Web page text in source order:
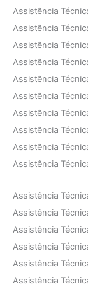
Assistência
Assistência
Assistência
Assistência
Assistência
Assistência
Assistência
Assistência
Assistência
Assistência
Assistência
Assistência
Assistência
Assistência
Assistência
Assistência